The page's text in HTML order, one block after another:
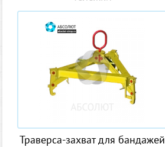
Траверса-захват для бандажей